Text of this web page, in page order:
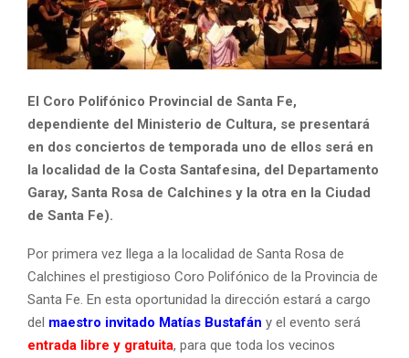
El Coro Polifónico Provincial de Santa Fe,
dependiente del Ministerio de Cultura, se presentará
en dos conciertos de temporada uno de ellos será en
la localidad de la Costa Santafesina, del Departamento
Garay, Santa Rosa de Calchines y la otra en la Ciudad
de Santa Fe).
Por primera vez llega a la localidad de Santa Rosa de
Calchines el prestigioso Coro Polifónico de la Provincia de
Santa Fe. En esta oportunidad la dirección estará a cargo
del maestro invitado Matías Bustafán y el evento será
entrada libre y gratuita, para que toda los vecinos